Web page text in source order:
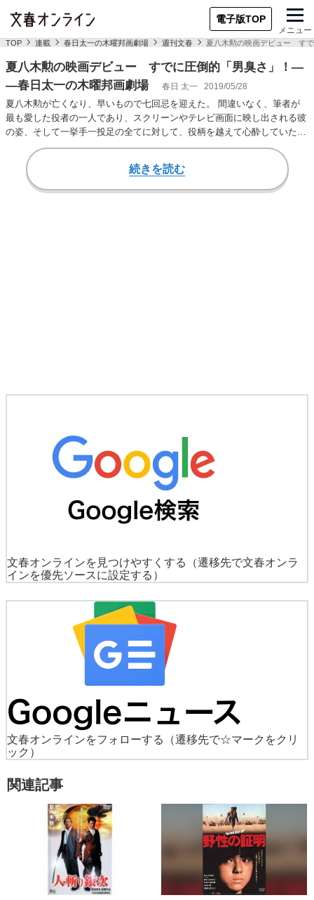
電子版TOP
メニュー
TOP 連載 春日太一の木曜邦画劇場 週刊文春 夏八木勲の映画デビュー す
夏八木勲の映画デビュー すでに圧倒的「男臭さ」！―
―春日太一の木曜邦画劇場
春日 太一 2019/05/28
夏八木勲が亡くなり、早いもので七回忌を迎えた。 間違いなく、筆者が
最も愛した役者の一人であり、スクリーンやテレビ画面に映し出される彼
の姿、そして一挙手一投足の全てに対して、役柄を越えて心酔していた。
夏八木勲の魅力…
続きを読む
文春オンラインを見つけやすくする
（遷移先で文春オンラ
インを優先ソースに設定する）
文春オンラインをフォローする
（遷移先で☆マークをクリ
ック）
関連記事